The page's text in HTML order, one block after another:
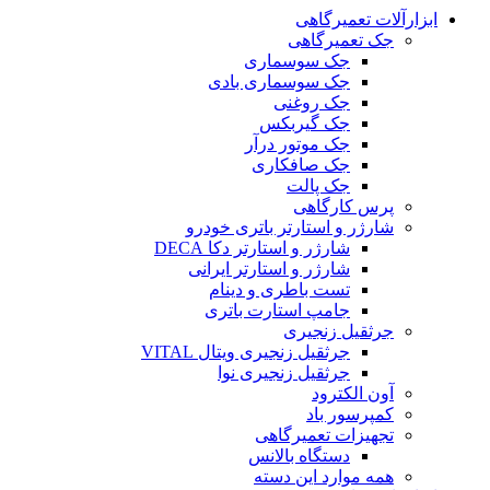
ابزارآلات تعمیرگاهی
جک تعمیرگاهی
جک سوسماری
جک سوسماری بادی
جک روغنی
جک گیربکس
جک موتور درآر
جک صافکاری
جک پالت
پرس کارگاهی
شارژر و استارتر باتری خودرو
شارژر و استارتر دکا DECA
شارژر و استارتر ایرانی
تست باطری و دینام
جامپ استارت باتری
جرثقیل زنجیری
جرثقیل زنجیری ویتال VITAL
جرثقیل زنجیری نوا
آون الکترود
کمپرسور باد
تجهیزات تعمیرگاهی
دستگاه بالانس
همه موارد این دسته